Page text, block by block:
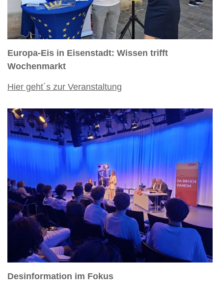
Europa-Eis in Eisenstadt: Wissen trifft
Wochenmarkt
Hier geht´s zur Veranstaltung
Desinformation im Fokus